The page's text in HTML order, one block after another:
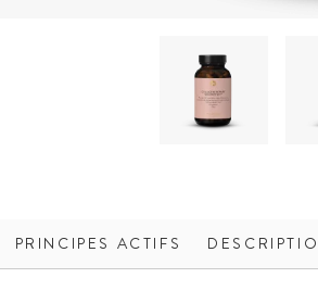
PRINCIPES ACTIFS